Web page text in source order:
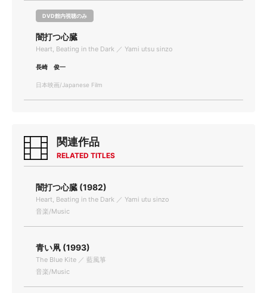
DVD館内視聴のみ
闇打つ心臓
Heart, Beating in the Dark ／ Yami utsu sinzo
長崎 俊一
日本映画/Japanese Film
関連作品
RELATED TITLES
闇打つ心臓 (1982)
Heart, Beating in the Dark ／ Yami utu sinzo
音楽/Music
青い凧 (1993)
The Blue Kite ／ 藍風箏
音楽/Music